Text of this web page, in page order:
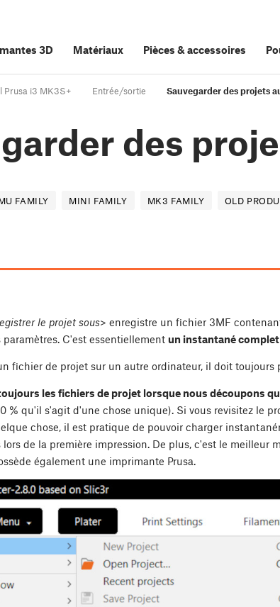
3D Matériaux Pièces &accessoires
Prusa i3 MK3S+ Entrée/sortie Sauvegarder des projets
des
FAMILY MINI FAMILY MK3 FAMILY OLD
le projet sous> enregistre un fichier 3MF
C'est essentiellement un instantané
fichier de projet sur un autre ordinateur, il doit toujours
les fichiers de projet lorsque nous découpons
% qu'il s'agit d'une chose unique). Si vous revisitez le
chose, il est pratique de pouvoir charger
de la première impression. De plus, c'est le meilleur
également une imprimante Prusa.